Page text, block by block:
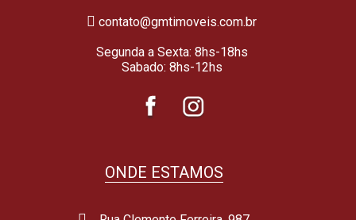
contato@gmtimoveis.com.br
Segunda a Sexta: 8hs-18hs
Sabado: 8hs-12hs
ONDE ESTAMOS